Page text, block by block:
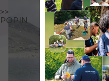
>>
POPIN